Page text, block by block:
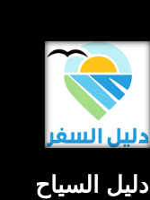
دليل السياح